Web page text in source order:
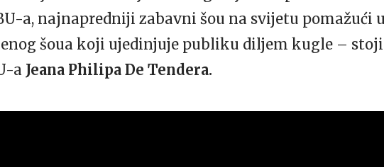
a, najnapredniji zabavni šou na svijetu pomažući
šoua koji ujedinjuje publiku diljem kugle –
a Jeana Philipa De Tendera.